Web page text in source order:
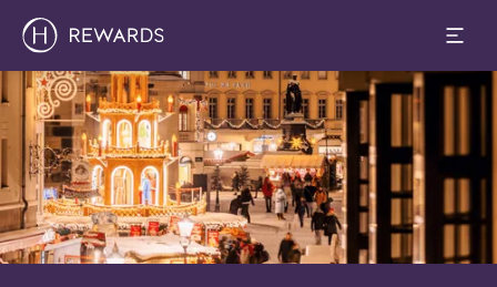
Dia: 1 of 1